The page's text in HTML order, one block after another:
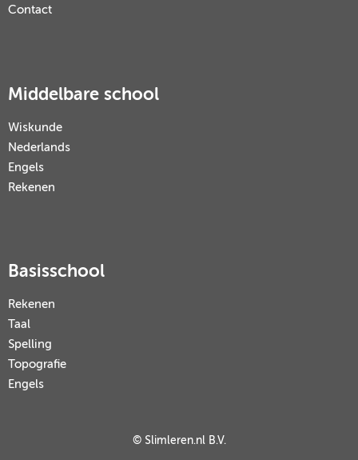
Contact
Middelbare school
Wiskunde
Nederlands
Engels
Rekenen
Basisschool
Rekenen
Taal
Spelling
Topografie
Engels
© Slimleren.nl B.V.